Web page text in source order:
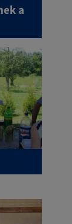
a